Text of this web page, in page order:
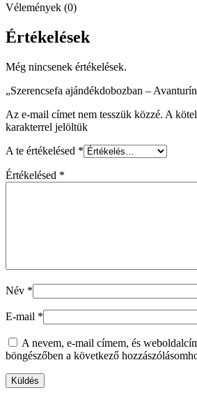
Vélemények (0)
Értékelések
Még nincsenek értékelések.
„Szerencsefa ajándékdobozban –
Az e-mail címet nem tesszük közzé. A
karakterrel jelöltük
A te értékelésed *
Értékelésed *
Név *
E-mail *
A nevem, e-mail címem, és
böngészőben a következő